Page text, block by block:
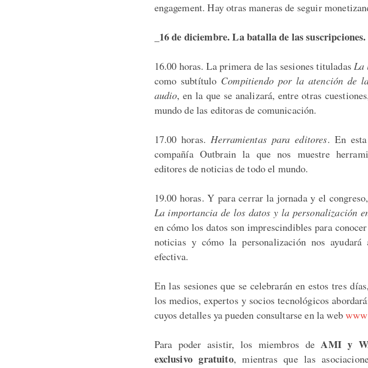
engagement. Hay otras maneras de seguir
_16 de diciembre. La batalla de las
16.00 horas. La primera de las sesiones tituladasLa
como subtítulo Compitiendo por la atención de
audio, en la que se analizará, entre otras
mundo de las editoras de comunicación.
17.00 horas. Herramientas para editores. En
compañía Outbrain la que nos muestre
editores de noticias de todo el mundo.
19.00 horas. Y para cerrar la jornada y el congreso,
La importancia de los datos y la personalización
en cómo los datos son imprescindibles para
noticias y cómo la personalización nos
efectiva.
En las sesiones que se celebrarán en estos tres
los medios, expertos y socios tecnológicos
cuyos detalles ya pueden consultarse en la web
Para poder asistir, los miembros deAMI y
exclusivo gratuito, mientras que las